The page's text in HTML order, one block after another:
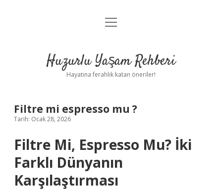
Anasayfa
Yasal Uyarı
menüyü
Huzurlu Yaşam Rehberi
Hayatına ferahlık katan öneriler!
Filtre mi espresso mu ?
Tarih: Ocak 28, 2026
Filtre Mi, Espresso Mu? İki
Farklı Dünyanın
Karşılaştırması